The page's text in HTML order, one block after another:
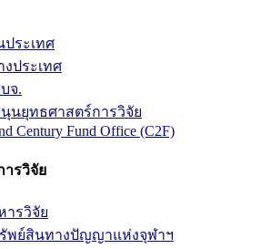
ระเทศ
ประเทศ
จ.
นยุทธศาสตร์การวิจัย
Century Fund Office (C2F)
รวิจัย
ารวิจัย
พย์สินทางปัญญาแห่งจุฬาฯ